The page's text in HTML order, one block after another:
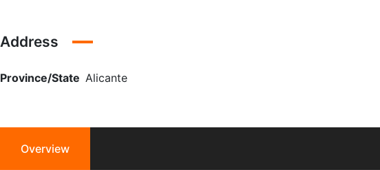
Address
Province/State Alicante
Overview